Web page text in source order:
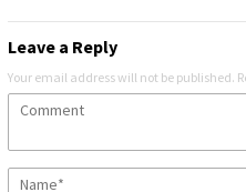
Leave a Reply
Your email address will not be published.